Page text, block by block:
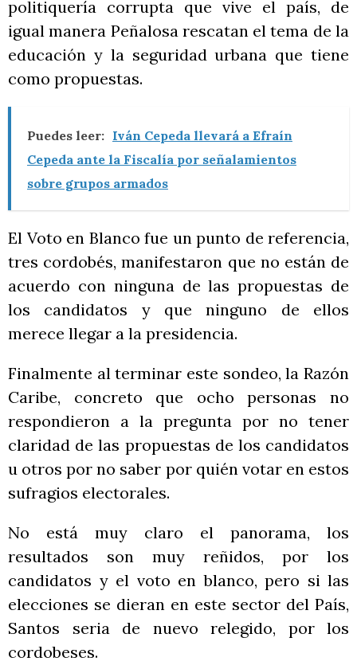
politiquería corrupta que vive el país, de
igual manera Peñalosa rescatan el tema de la
educación y la seguridad urbana que tiene
como propuestas.
Puedes leer: Iván Cepeda llevará a Efraín
Cepeda ante la Fiscalía por señalamientos
sobre grupos armados
El Voto en Blanco fue un punto de referencia,
tres cordobés, manifestaron que no están de
acuerdo con ninguna de las propuestas de
los candidatos y que ninguno de ellos
merece llegar a la presidencia.
Finalmente al terminar este sondeo, la Razón
Caribe, concreto que ocho personas no
respondieron a la pregunta por no tener
claridad de las propuestas de los candidatos
u otros por no saber por quién votar en estos
sufragios electorales.
No está muy claro el panorama, los
resultados son muy reñidos, por los
candidatos y el voto en blanco, pero si las
elecciones se dieran en este sector del País,
Santos seria de nuevo relegido, por los
cordobeses.